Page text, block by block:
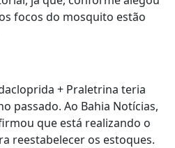
focos do mosquito estão
+ Praletrina teria
passado. Ao Bahia Notícias,
que está realizando o
reestabelecer os estoques.